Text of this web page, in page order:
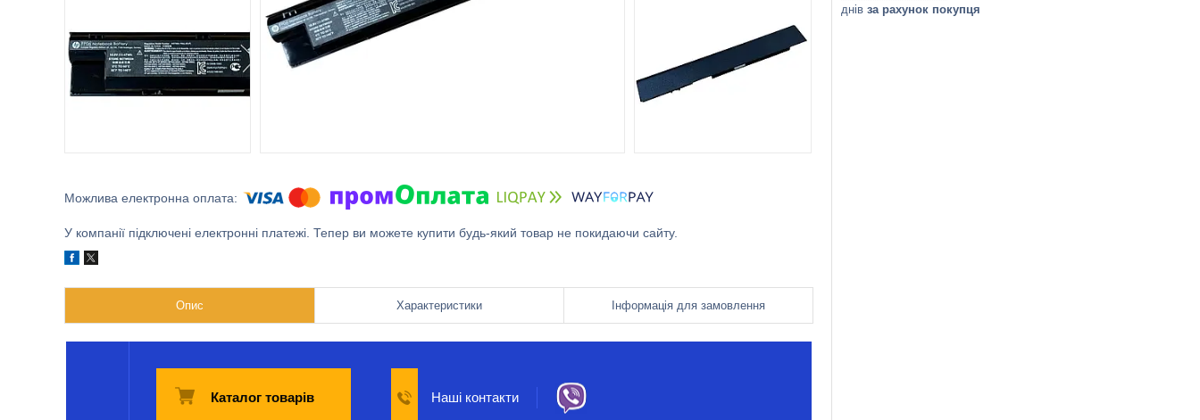
У компанії підключені електронні платежі. Тепер ви можете купити будь-який товар не покидаючи сайту.
Опис Характеристики Інформація для замовлення
Каталог товарів Наші контакти
днів за рахунок покупця